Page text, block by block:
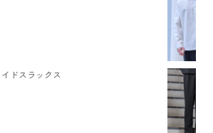
ドスラックス